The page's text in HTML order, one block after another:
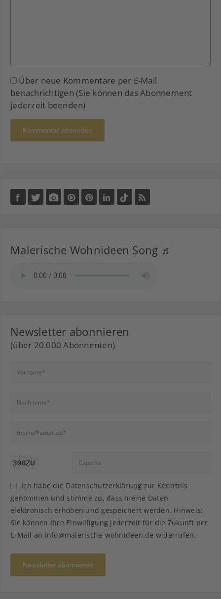
Über neue Kommentare per E-Mail
benachrichtigen (Sie können das Abonnement
jederzeit beenden)
Kommentar absenden
Malerische Wohnideen Song ♬
Newsletter abonnieren
(über 20.000 Abonnenten)
Ich habe die Datenschutzerklärung zur Kenntnis
genommen und stimme zu, dass meine Daten
elektronisch erhoben und gespeichert werden. Hinweis:
Sie können Ihre Einwilligung jederzeit für die Zukunft per
E-Mail an info@malerische-wohnideen.de widerrufen.